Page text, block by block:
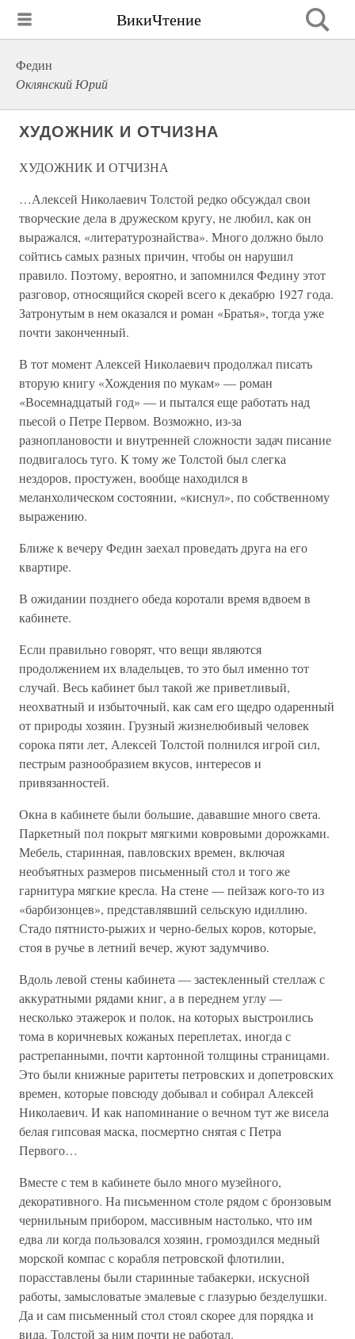
ВикиЧтение
Федин
Оклянский Юрий
ХУДОЖНИК И ОТЧИЗНА
ХУДОЖНИК И ОТЧИЗНА
…Алексей Николаевич Толстой редко обсуждал свои
творческие дела в дружеском кругу, не любил, как он
выражался, «литературознайства». Много должно было
сойтись самых разных причин, чтобы он нарушил
правило. Поэтому, вероятно, и запомнился Федину этот
разговор, относящийся скорей всего к декабрю 1927 года.
Затронутым в нем оказался и роман «Братья», тогда уже
почти законченный.
В тот момент Алексей Николаевич продолжал писать
вторую книгу «Хождения по мукам» — роман
«Восемнадцатый год» — и пытался еще работать над
пьесой о Петре Первом. Возможно, из-за
разноплановости и внутренней сложности задач писание
подвигалось туго. К тому же Толстой был слегка
нездоров, простужен, вообще находился в
меланхолическом состоянии, «киснул», по собственному
выражению.
Ближе к вечеру Федин заехал проведать друга на его
квартире.
В ожидании позднего обеда коротали время вдвоем в
кабинете.
Если правильно говорят, что вещи являются
продолжением их владельцев, то это был именно тот
случай. Весь кабинет был такой же приветливый,
неохватный и избыточный, как сам его щедро одаренный
от природы хозяин. Грузный жизнелюбивый человек
сорока пяти лет, Алексей Толстой полнился игрой сил,
пестрым разнообразием вкусов, интересов и
привязанностей.
Окна в кабинете были большие, дававшие много света.
Паркетный пол покрыт мягкими ковровыми дорожками.
Мебель, старинная, павловских времен, включая
необъятных размеров письменный стол и того же
гарнитура мягкие кресла. На стене — пейзаж кого-то из
«барбизонцев», представлявший сельскую идиллию.
Стадо пятнисто-рыжих и черно-белых коров, которые,
стоя в ручье в летний вечер, жуют задумчиво.
Вдоль левой стены кабинета — застекленный стеллаж с
аккуратными рядами книг, а в переднем углу —
несколько этажерок и полок, на которых выстроились
тома в коричневых кожаных переплетах, иногда с
растрепанными, почти картонной толщины страницами.
Это были книжные раритеты петровских и допетровских
времен, которые повсюду добывал и собирал Алексей
Николаевич. И как напоминание о вечном тут же висела
белая гипсовая маска, посмертно снятая с Петра
Первого…
Вместе с тем в кабинете было много музейного,
декоративного. На письменном столе рядом с бронзовым
чернильным прибором, массивным настолько, что им
едва ли когда пользовался хозяин, громоздился медный
морской компас с корабля петровской флотилии,
порасставлены были старинные табакерки, искусной
работы, замысловатые эмалевые с глазурью безделушки.
Да и сам письменный стол стоял скорее для порядка и
вида. Толстой за ним почти не работал.